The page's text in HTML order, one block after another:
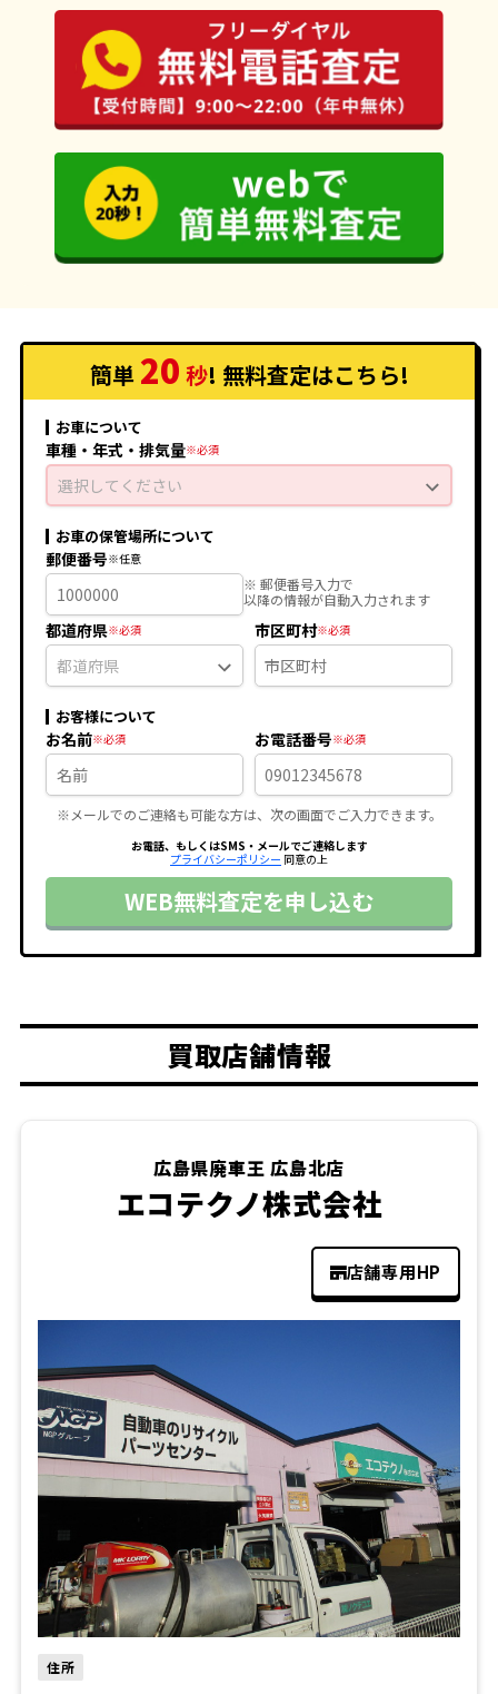
簡単 20 秒! 無料査定はこちら!
お車について
車種・年式・排気量
選択してください
お車の保管場所について
郵便番号
※ 郵便番号入力で
以降の情報が自動入力されます
都道府県 市区町村
お客様について
お名前 お電話番号
※メールでのご連絡も可能な方は、次の画面でご入力できます。
お電話、もしくはSMS・メールでご連絡します
プライバシーポリシー 同意の上
WEB無料査定を申し込む
買取店舗情報
広島県廃車王 広島北店
エコテクノ株式会社
店舗専用HP
住所